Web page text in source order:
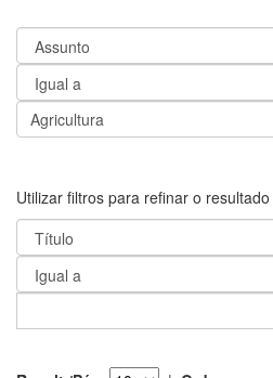
Utilizar filtros para refinar o